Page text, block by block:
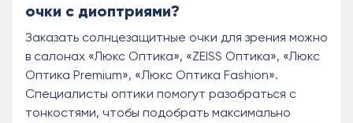
очки с диоптриями?
Заказать солнцезащитные очки для зрения можно
в салонах «Люкс Оптика», «ZEISS Оптика», «Люкс
Оптика Premium», «Люкс Оптика Fashion».
Специалисты оптики помогут разобраться с
тонкостями, чтобы подобрать максимально